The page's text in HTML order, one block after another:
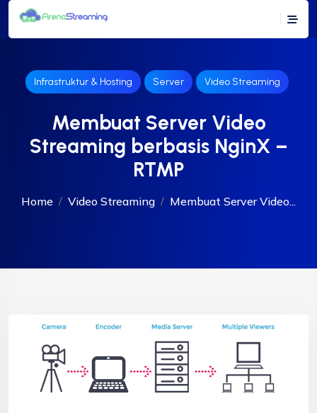
Infrastruktur & Hosting Server Video Streaming
Membuat Server Video
Streaming berbasis NginX –
RTMP
Home Video Streaming Membuat Server Video...